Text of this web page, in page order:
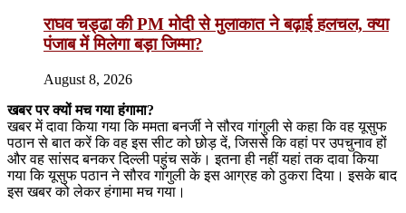
राघव चड्ढा की PM मोदी से मुलाकात ने बढ़ाई हलचल, क्या
पंजाब में मिलेगा बड़ा जिम्मा?
August 8, 2026
खबर पर क्यों मच गया हंगामा?
खबर में दावा किया गया कि ममता बनर्जी ने सौरव गांगुली से कहा कि वह यूसुफ
पठान से बात करें कि वह इस सीट को छोड़ दें, जिससे कि वहां पर उपचुनाव हों
और वह सांसद बनकर दिल्ली पहुंच सकें। इतना ही नहीं यहां तक दावा किया
गया कि यूसुफ पठान ने सौरव गांगुली के इस आग्रह को ठुकरा दिया। इसके बाद
इस खबर को लेकर हंगामा मच गया।